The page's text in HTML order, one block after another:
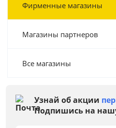
Фирменные магазины
Магазины партнеров
Все магазины
Узнай об акции
Подпишись на